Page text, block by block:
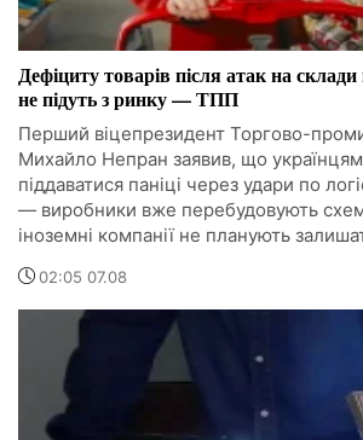
Дефіциту товарів після атак на
не підуть з ринку — ТПП
Перший віцепрезидент Торгово-
Михайло Непран заявив, що
піддаватися паніці через удари по
— виробники вже перебудовують
іноземні компанії не планують
02:05 07.08